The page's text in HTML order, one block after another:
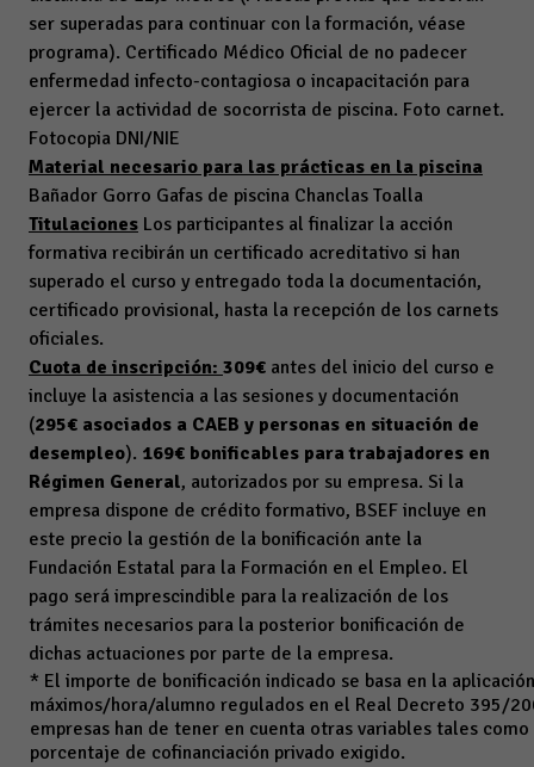
ser superadas para continuar con la formación, véase
programa). Certificado Médico Oficial de no padecer
enfermedad infecto-contagiosa o incapacitación para
ejercer la actividad de socorrista de piscina. Foto carnet.
Fotocopia DNI/NIE
Material necesario para las prácticas en la piscina
Bañador Gorro Gafas de piscina Chanclas Toalla
Titulaciones Los participantes al finalizar la acción
formativa recibirán un certificado acreditativo si han
superado el curso y entregado toda la documentación,
certificado provisional, hasta la recepción de los carnets
oficiales.
Cuota de inscripción: 309€ antes del inicio del curso e
incluye la asistencia a las sesiones y documentación
(295€ asociados a CAEB y personas en situación de
desempleo). 169€ bonificables para trabajadores en
Régimen General, autorizados por su empresa. Si la
empresa dispone de crédito formativo, BSEF incluye en
este precio la gestión de la bonificación ante la
Fundación Estatal para la Formación en el Empleo. El
pago será imprescindible para la realización de los
trámites necesarios para la posterior bonificación de
dichas actuaciones por parte de la empresa.
* El importe de bonificación indicado se basa en la
máximos/hora/alumno regulados en el Real Decreto 395/
empresas han de tener en cuenta otras variables tales
porcentaje de cofinanciación privado exigido.